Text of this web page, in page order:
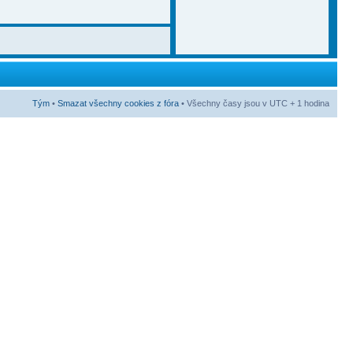
Tým • Smazat všechny cookies z fóra • Všechny časy jsou v UTC + 1 hodina